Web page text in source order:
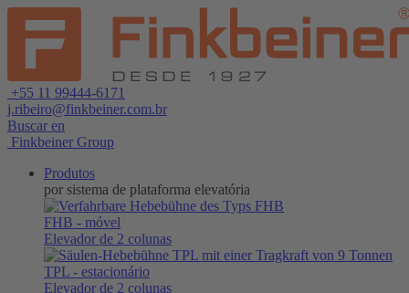
+55 11 99444-6171
j.ribeiro@finkbeiner.com.br
Buscar en
Finkbeiner Group
Produtos
por sistema de plataforma elevatória
FHB - móvel
Elevador de 2 colunas
TPL - estacionário
Elevador de 2 colunas